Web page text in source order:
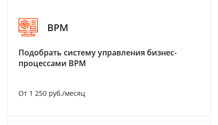
BPM
Подобрать систему управления бизнес-
процессами BPM
От 1 250 руб./месяц